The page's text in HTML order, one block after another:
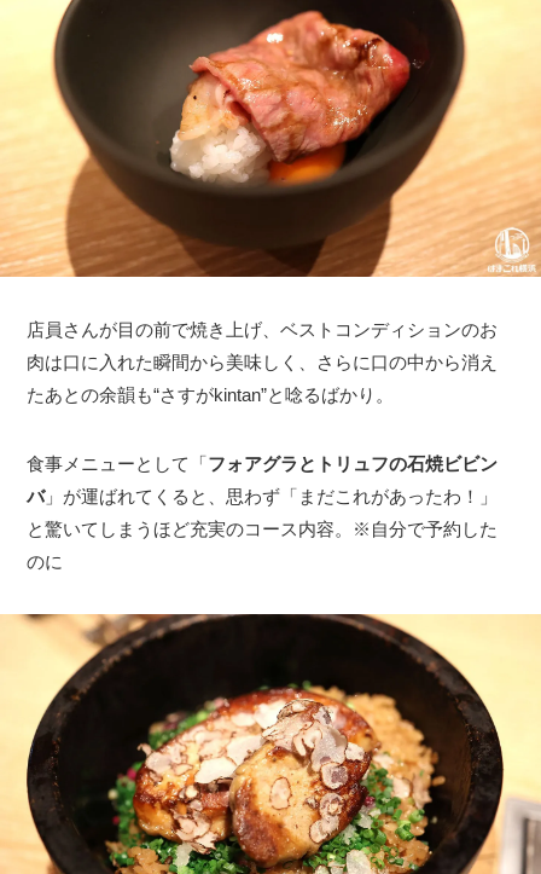
店員さんが目の前で焼き上げ、ベストコンディションのお
肉は口に入れた瞬間から美味しく、さらに口の中から消え
たあとの余韻も“さすがkintan”と唸るばかり。
食事メニューとして「フォアグラとトリュフの石焼ビビン
バ」が運ばれてくると、思わず「まだこれがあったわ！」
と驚いてしまうほど充実のコース内容。※自分で予約した
のに